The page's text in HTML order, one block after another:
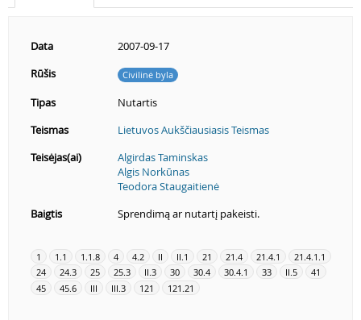
Data
2007-09-17
Rūšis
Civilinė byla
Tipas
Nutartis
Teismas
Lietuvos Aukščiausiasis Teismas
Teisėjas(ai)
Algirdas Taminskas
Algis Norkūnas
Teodora Staugaitienė
Baigtis
Sprendimą ar nutartį pakeisti.
1 1.1 1.1.8 4 4.2 II II.1 21 21.4 21.4.1
21.4.1.1
24
24.3 25 25.3 II.3 30 30.4 30.4.1 33 II.5
41
45
45.6 III III.3 121 121.21